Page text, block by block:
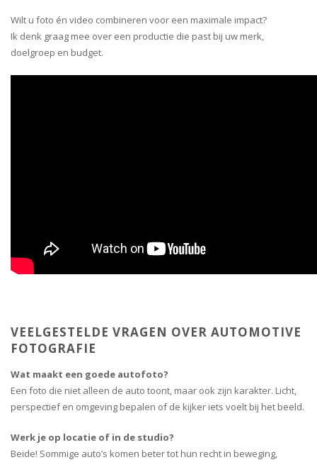
Wilt u foto én video combineren voor een maximale impact?
Ik denk graag mee over een productie die past bij uw merk,
doelgroep en budget.
VEELGESTELDE VRAGEN OVER AUTOMOTIVE
FOTOGRAFIE
Wat maakt een goede autofoto?
Een foto die niet alleen de auto toont, maar ook zijn karakter. Licht,
perspectief en omgeving bepalen of de kijker iets voelt bij het beeld.
Werk je op locatie of in de studio?
Beide! Sommige auto’s komen beter tot hun recht in beweging,